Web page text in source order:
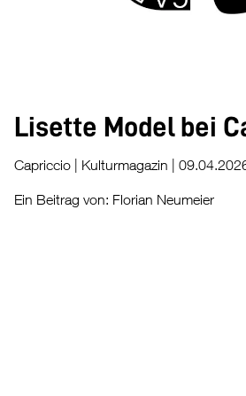
Lisette Model bei
Capriccio | Kulturmagazin |
Ein Beitrag von: Florian Neumeier